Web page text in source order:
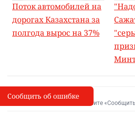
Поток автомобилей на
дорогах Казахстана за
полгода вырос на 37%
I
Сообщить об опечатке
Выделите фрагмент и нажмите
Сообщить об ошибке